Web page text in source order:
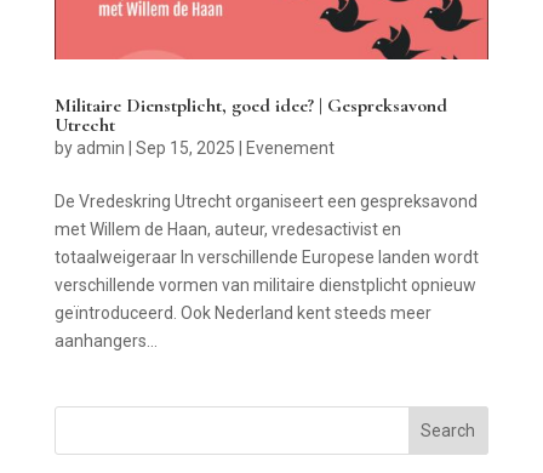
Militaire Dienstplicht, goed idee? | Gespreksavond
Utrecht
byadmin Sep 15, 2025 Evenement
De Vredeskring Utrecht organiseert een gespreksavond
met Willem de Haan, auteur, vredesactivist en
totaalweigeraar In verschillende Europese landen wordt
verschillende vormen van militaire dienstplicht opnieuw
geïntroduceerd. Ook Nederland kent steeds meer
aanhangers...
Search